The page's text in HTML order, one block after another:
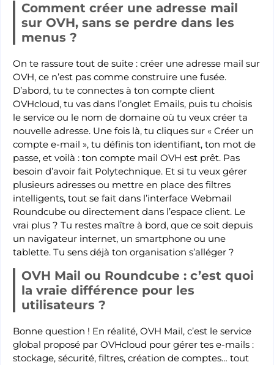
Comment créer une adresse mail
sur OVH, sans se perdre dans les
menus ?
On te rassure tout de suite : créer une adresse mail sur
OVH, ce n’est pas comme construire une fusée.
D’abord, tu te connectes à ton compte client
OVHcloud, tu vas dans l’onglet Emails, puis tu choisis
le service ou le nom de domaine où tu veux créer ta
nouvelle adresse. Une fois là, tu cliques sur « Créer un
compte e-mail », tu définis ton identifiant, ton mot de
passe, et voilà : ton compte mail OVH est prêt. Pas
besoin d’avoir fait Polytechnique. Et si tu veux gérer
plusieurs adresses ou mettre en place des filtres
intelligents, tout se fait dans l’interface Webmail
Roundcube ou directement dans l’espace client. Le
vrai plus ? Tu restes maître à bord, que ce soit depuis
un navigateur internet, un smartphone ou une
tablette. Tu sens déjà ton organisation s’alléger ?
OVH Mail ou Roundcube : c’est quoi
la vraie différence pour les
utilisateurs ?
Bonne question ! En réalité, OVH Mail, c’est le service
global proposé par OVHcloud pour gérer tes e-mails :
stockage, sécurité, filtres, création de comptes… tout